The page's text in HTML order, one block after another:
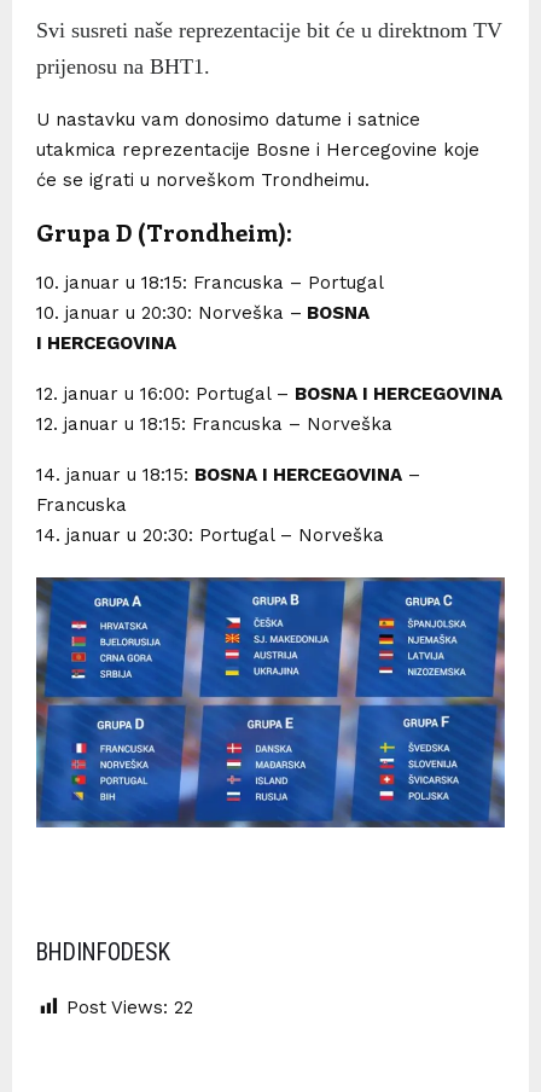
Svi susreti naše reprezentacije bit će u direktnom TV
prijenosu na BHT1.
U nastavku vam donosimo datume i satnice
utakmica reprezentacije Bosne i Hercegovine koje
će se igrati u norveškom Trondheimu.
Grupa D (Trondheim):
10. januar u 18:15: Francuska – Portugal
10. januar u 20:30: Norveška – BOSNA
I HERCEGOVINA
12. januar u 16:00: Portugal – BOSNA I HERCEGOVINA
12. januar u 18:15: Francuska – Norveška
14. januar u 18:15: BOSNA I HERCEGOVINA –
Francuska
14. januar u 20:30: Portugal – Norveška
BHDINFODESK
Post Views: 22